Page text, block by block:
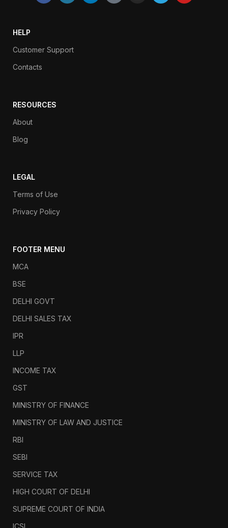
HELP
Customer Support
Contacts
RESOURCES
About
Blog
LEGAL
Terms of Use
Privacy Policy
FOOTER MENU
MCA
BSE
DELHI GOVT
DELHI SALES TAX
IPR
LLP
INCOME TAX
GST
MINISTRY OF FINANCE
MINISTRY OF LAW AND JUSTICE
RBI
SEBI
SERVICE TAX
HIGH COURT OF DELHI
SUPREME COURT OF INDIA